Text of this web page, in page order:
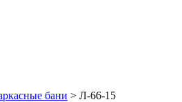
бани > Л-66-15